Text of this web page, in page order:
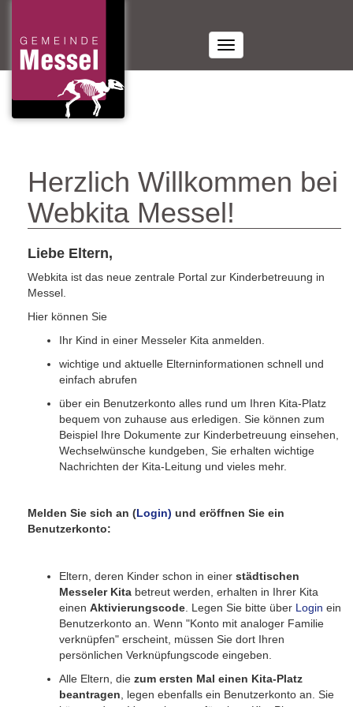
Toggle
navigation
Herzlich Willkommen bei
Webkita Messel!
Liebe Eltern,
Webkita ist das neue zentrale Portal zur Kinderbetreuung in
Messel.
Hier können Sie
Ihr Kind in einer Messeler Kita anmelden.
wichtige und aktuelle Elterninformationen schnell und
einfach abrufen
über ein Benutzerkonto alles rund um Ihren Kita-Platz
bequem von zuhause aus erledigen. Sie können zum
Beispiel Ihre Dokumente zur Kinderbetreuung einsehen,
Wechselwünsche kundgeben, Sie erhalten wichtige
Nachrichten der Kita-Leitung und vieles mehr.
Melden Sie sich an (Login) und eröffnen Sie ein
Benutzerkonto:
Eltern, deren Kinder schon in einer städtischen
Messeler Kita betreut werden, erhalten in Ihrer Kita
einen Aktivierungscode . Legen Sie bitte über Login ein
Benutzerkonto an. Wenn "Konto mit analoger Familie
verknüpfen" erscheint, müssen Sie dort Ihren
persönlichen Verknüpfungscode eingeben.
Alle Eltern, die zum ersten Mal einen Kita-Platz
beantragen , legen ebenfalls ein Benutzerkonto an. Sie